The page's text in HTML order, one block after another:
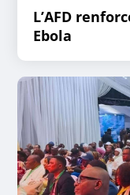
L’AFD
Ebola